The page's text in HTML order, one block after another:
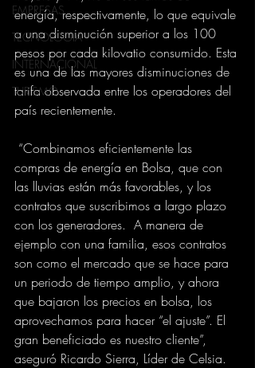
EMPRESAS
TECNOLOGIA
INTERNACIONAL
TURISMO
energía, respectivamente, lo que equivale
a una disminución superior a los 100
pesos por cada kilovatio consumido. Esta
es una de las mayores disminuciones de
tarifa observada entre los operadores del
país recientemente.
compras de energía en Bolsa, que con
las lluvias están más favorables, y los
contratos que suscribimos a largo plazo
con los generadores.  A manera de
ejemplo con una familia, esos contratos
son como el mercado que se hace para
un periodo de tiempo amplio, y ahora
que bajaron los precios en bolsa, los
aprovechamos para hacer “el ajuste”. El
gran beneficiado es nuestro cliente”,
aseguró Ricardo Sierra, Líder de Celsia.